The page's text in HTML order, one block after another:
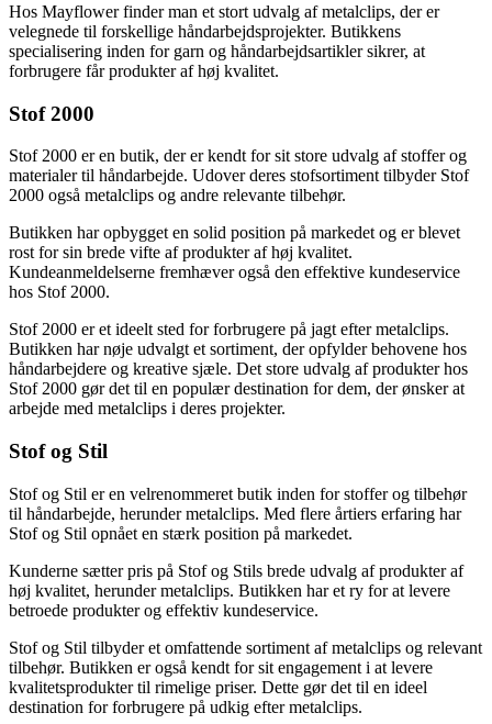
Hos Mayflower finder man et stort udvalg af metalclips, der er
velegnede til forskellige håndarbejdsprojekter. Butikkens
specialisering inden for garn og håndarbejdsartikler sikrer, at
forbrugere får produkter af høj kvalitet.
Stof 2000
Stof 2000 er en butik, der er kendt for sit store udvalg af stoffer og
materialer til håndarbejde. Udover deres stofsortiment tilbyder Stof
2000 også metalclips og andre relevante tilbehør.
Butikken har opbygget en solid position på markedet og er blevet
rost for sin brede vifte af produkter af høj kvalitet.
Kundeanmeldelserne fremhæver også den effektive kundeservice
hos Stof 2000.
Stof 2000 er et ideelt sted for forbrugere på jagt efter metalclips.
Butikken har nøje udvalgt et sortiment, der opfylder behovene hos
håndarbejdere og kreative sjæle. Det store udvalg af produkter hos
Stof 2000 gør det til en populær destination for dem, der ønsker at
arbejde med metalclips i deres projekter.
Stof og Stil
Stof og Stil er en velrenommeret butik inden for stoffer og tilbehør
til håndarbejde, herunder metalclips. Med flere årtiers erfaring har
Stof og Stil opnået en stærk position på markedet.
Kunderne sætter pris på Stof og Stils brede udvalg af produkter af
høj kvalitet, herunder metalclips. Butikken har et ry for at levere
betroede produkter og effektiv kundeservice.
Stof og Stil tilbyder et omfattende sortiment af metalclips og relevant
tilbehør. Butikken er også kendt for sit engagement i at levere
kvalitetsprodukter til rimelige priser. Dette gør det til en ideel
destination for forbrugere på udkig efter metalclips.